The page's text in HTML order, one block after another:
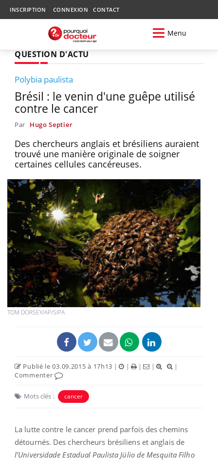
INSCRIPTION CONNEXION CONTACT
Menu
QUESTION D'ACTU
Polybia paulista
Brésil : le venin d'une guêpe utilisé
contre le cancer
Par Hugo Septier
Des chercheurs anglais et brésiliens auraient
trouvé une manière originale de soigner
certaines cellules cancéreuses.
TOM DORSEY/AP/SIPA
Publié le 03.09.2015 à 17h13 | | | |
|
Commenter
Mots clés : cancer
La lutte contre le cancer prend parfois des chemins
détournés. Des chercheurs brésiliens et anglais de
l’Universidade Estadual Paulista Júlio de Mesquita Filho